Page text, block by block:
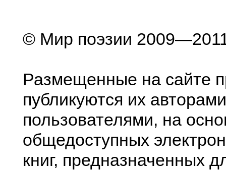
© Мир поэзии
Размещенные на сайте
публикуются их
пользователями, на
общедоступных
книг, предназначенных